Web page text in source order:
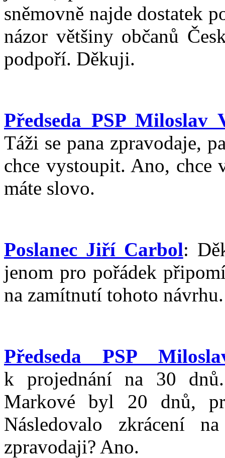
sněmovně najde dostatek
názor většiny občanů
podpoří. Děkuji.
Předseda PSP Miloslav
Táži se pana zpravodaje,
chce vystoupit. Ano, chce
máte slovo.
Poslanec Jiří Carbol:
jenom pro pořádek
na zamítnutí tohoto
Předseda PSP
k projednání na 30
Markové byl 20 dnů,
Následovalo zkrácení
zpravodaji? Ano.